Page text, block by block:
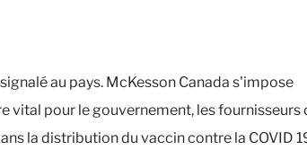
au pays. McKesson Canada s'impose
vital pour le gouvernement, les fournisseurs
la distribution du vaccin contre la COVID